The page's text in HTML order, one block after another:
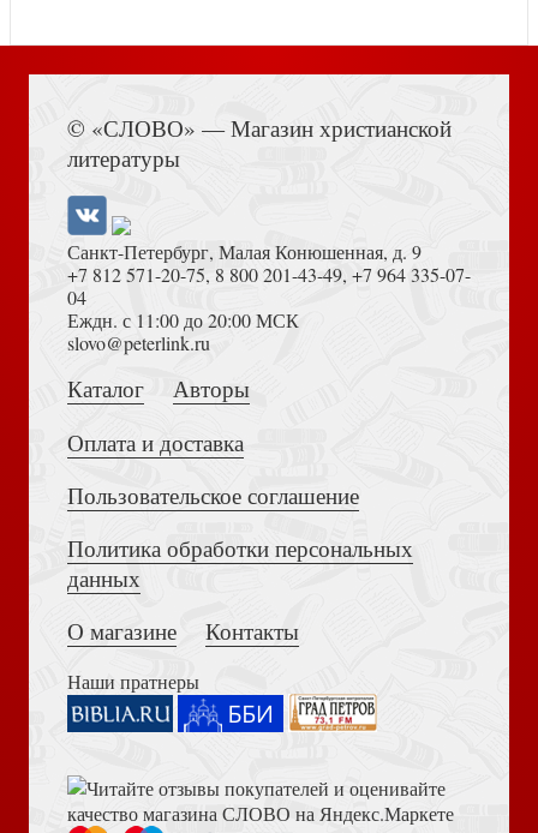
Луиджи Стурцо — священник, ученый, политический
Так поступай, и будешь жить
Толкование на Апокалипсис (Тихоний Африканский)
Достоевский Ф.М. Сила и правда России (2024)
е изд., перераб., и доп., синий бумвинил)
© «СЛОВО» — Магазин христианской
литературы
Санкт-Петербург, Малая Конюшенная, д. 9
+7 812 571-20-75, 8 800 201-43-49, +7 964 335-07-
04
Еждн. с 11:00 до 20:00 МСК
slovo@peterlink.ru
Каталог
Авторы
Оплата и доставка
Пользовательское соглашение
Политика обработки персональных
данных
О магазине
Контакты
Наши пратнеры